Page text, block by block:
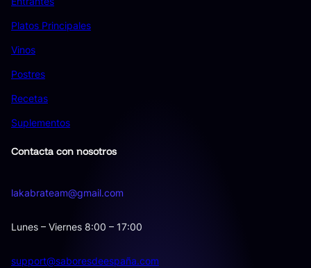
Platos Principales
Vinos
Postres
Recetas
Suplementos
Contacta con nosotros
lakabrateam@gmail.com
Lunes – Viernes 8:00 – 17:00
support@saboresdeespaña.com